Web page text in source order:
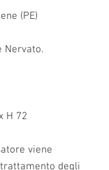
(PE)
Nervato.
H 72
viene
degli